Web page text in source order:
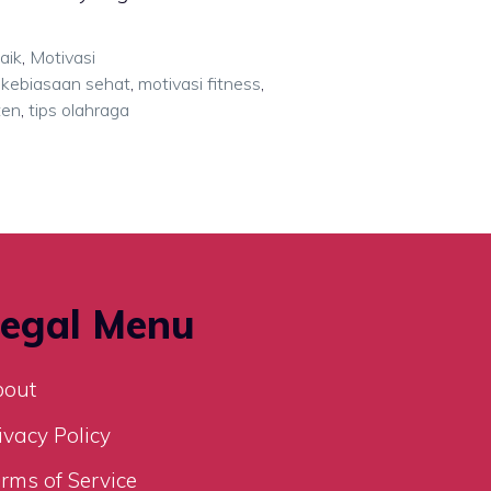
, Motivasi
kebiasaan sehat, motivasi fitness,
, tips olahraga
Menu
Policy
of Service